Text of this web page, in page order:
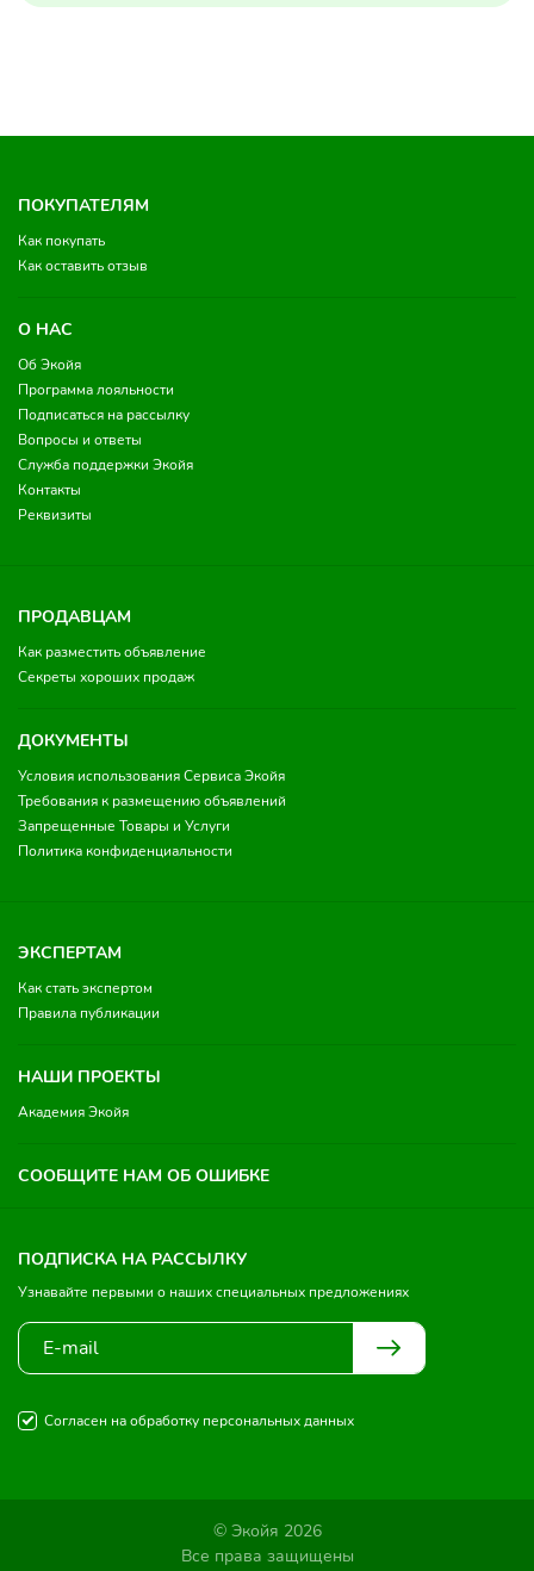
ПОКУПАТЕЛЯМ
Как покупать
Как оставить отзыв
О НАС
Об Экойя
Программа лояльности
Подписаться на рассылку
Вопросы и ответы
Служба поддержки Экойя
Контакты
Реквизиты
ПРОДАВЦАМ
Как разместить объявление
Секреты хороших продаж
ДОКУМЕНТЫ
Условия использования Сервиса Экойя
Требования к размещению объявлений
Запрещенные Товары и Услуги
Политика конфиденциальности
ЭКСПЕРТАМ
Как стать экспертом
Правила публикации
НАШИ ПРОЕКТЫ
Академия Экойя
СООБЩИТЕ НАМ ОБ ОШИБКЕ
ПОДПИСКА НА РАССЫЛКУ
Узнавайте первыми о наших специальных предложениях
Согласен на обработку персональных данных
© Экойя 2026
Все права защищены